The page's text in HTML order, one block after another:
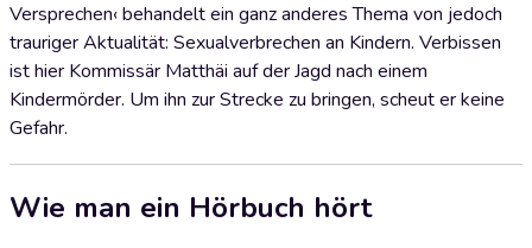
Versprechen‹ behandelt ein ganz anderes Thema von jedoch
trauriger Aktualität: Sexualverbrechen an Kindern. Verbissen
ist hier Kommissär Matthäi auf der Jagd nach einem
Kindermörder. Um ihn zur Strecke zu bringen, scheut er keine
Gefahr.
Wie man ein Hörbuch hört